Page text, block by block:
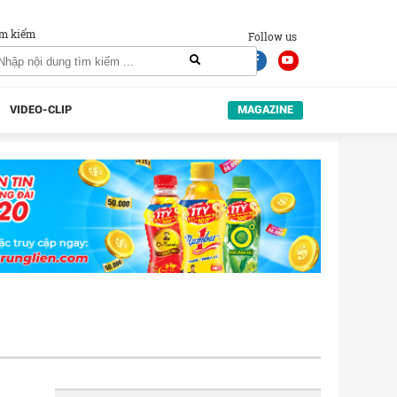
Follow us
kiếm
VIDEO-CLIP MAGAZINE